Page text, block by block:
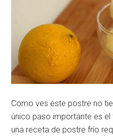
Como ves este postre no
único paso importante es
una receta de postre frío